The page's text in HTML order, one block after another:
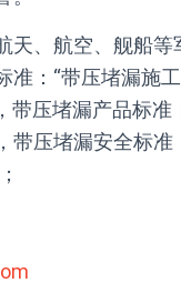
天、航空、舰船等
准：“带压堵漏施工
带压堵漏产品标准
带压堵漏安全标准